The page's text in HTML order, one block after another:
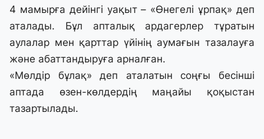
4 мамырға дейінгі уақыт – «Өнегелі ұрпақ» деп
аталады. Бұл апталық ардагерлер тұратын
аулалар мен қарттар үйінің аумағын тазалауға
және абаттандыруға арналған.
«Мөлдір бұлақ» деп аталатын соңғы бесінші
аптада өзен-көлдердің маңайы қоқыстан
тазартылады.